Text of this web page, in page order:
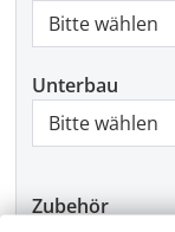
Unterbau
Zubehör